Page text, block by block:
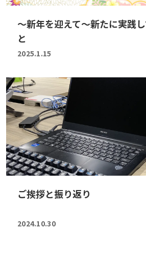
～新年を迎えて～新たに実践
と
2025.1.15
ご挨拶と振り返り
2024.10.30